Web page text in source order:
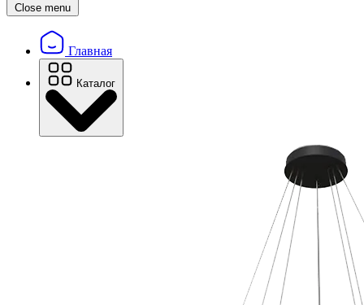
Close menu
Главная
Каталог